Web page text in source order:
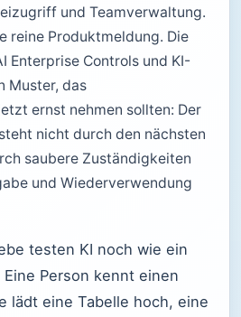
und Teamverwaltung.
reine Produktmeldung. Die
Enterprise Controls und KI-
Muster, das
ernst nehmen sollten: Der
nicht durch den nächsten
saubere Zuständigkeiten
und Wiederverwendung
testen KI noch wie ein
Person kennt einen
lädt eine Tabelle hoch, eine